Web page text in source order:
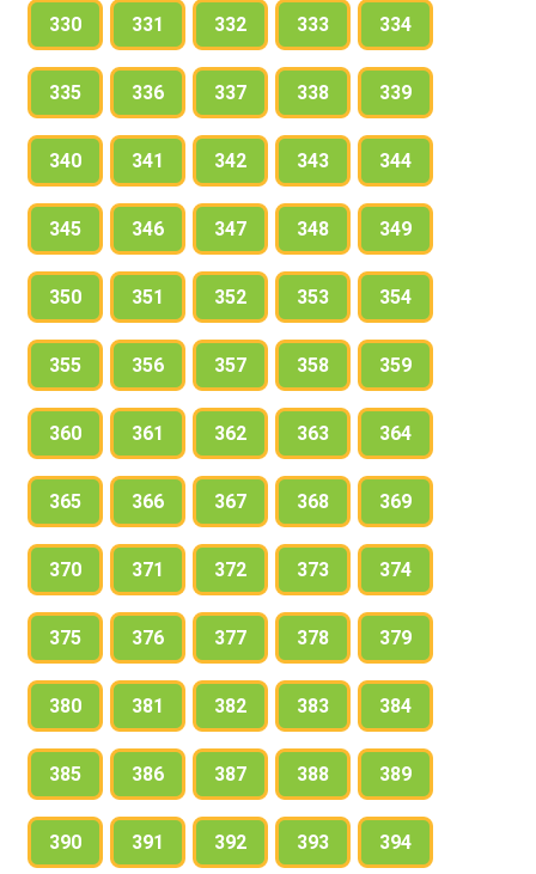
330 331 332 333 334
335 336 337 338 339
340 341 342 343 344
345 346 347 348 349
350 351 352 353 354
355 356 357 358 359
360 361 362 363 364
365 366 367 368 369
370 371 372 373 374
375 376 377 378 379
380 381 382 383 384
385 386 387 388 389
390 391 392 393 394